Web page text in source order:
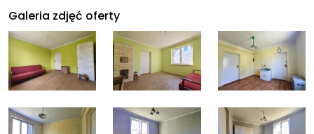
Galeria zdjęć oferty